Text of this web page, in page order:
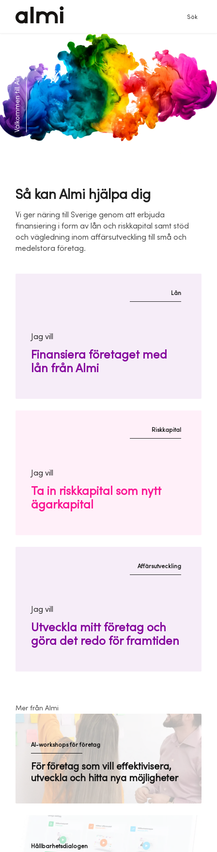
Sök
Välkommen till Almi!
Finansiering +
rådgivning = Almi
Så kan Almi hjälpa dig
Vi ger näring till Sverige genom att erbjuda
finansiering i form av lån och riskkapital samt stöd
och vägledning inom affärsutveckling till små och
medelstora företag.
Lån
Jag vill
Finansiera företaget med
lån från Almi
Riskkapital
Jag vill
Ta in riskkapital som nytt
ägarkapital
Affärsutveckling
Jag vill
Utveckla mitt företag och
göra det redo för framtiden
Mer från Almi
AI-workshops för företag
För företag som vill effektivisera,
utveckla och hitta nya möjligheter
Hållbarhetsdialogen